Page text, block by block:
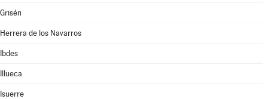
Grisén
Herrera de los Navarros
Ibdes
Illueca
Isuerre